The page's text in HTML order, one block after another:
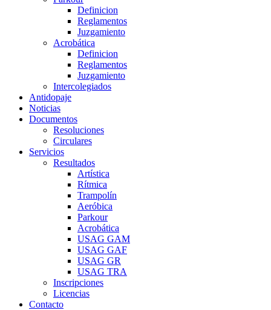
Definicion
Reglamentos
Juzgamiento
Acrobática
Definicion
Reglamentos
Juzgamiento
Intercolegiados
Antidopaje
Noticias
Documentos
Resoluciones
Circulares
Servicios
Resultados
Artística
Rítmica
Trampolín
Aeróbica
Parkour
Acrobática
USAG GAM
USAG GAF
USAG GR
USAG TRA
Inscripciones
Licencias
Contacto